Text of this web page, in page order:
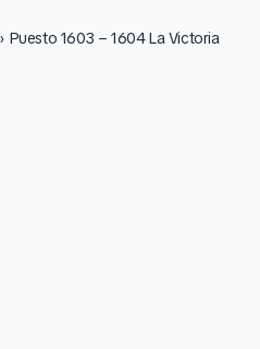
Puesto 1603 – 1604 La Victoria